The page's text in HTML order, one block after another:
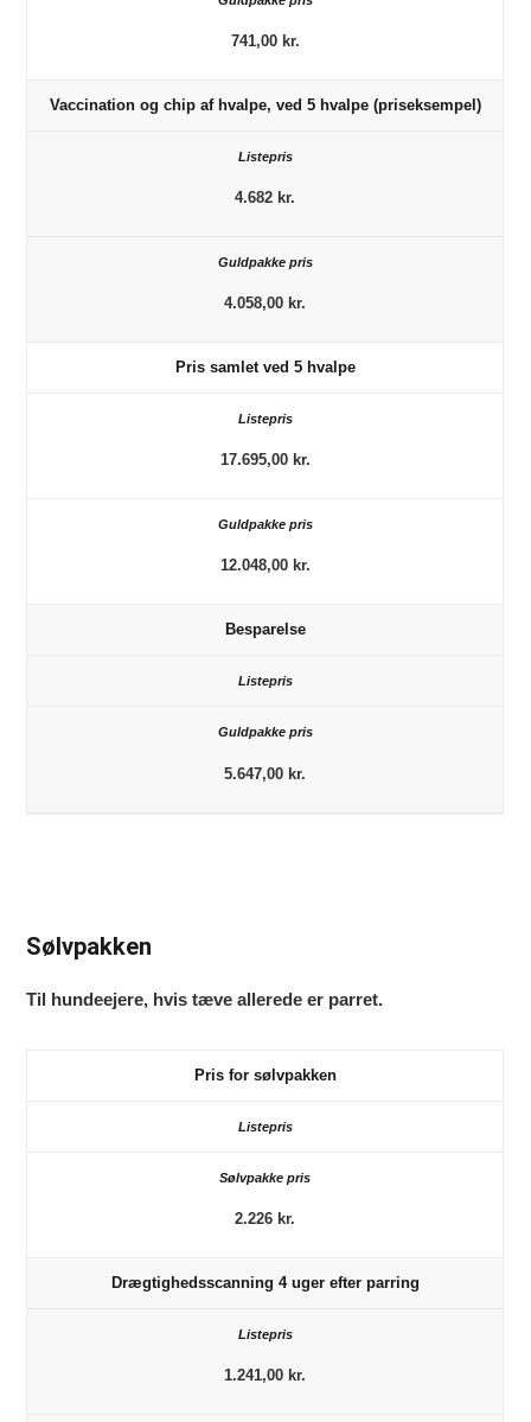
741,00 kr.
Vaccination og chip af hvalpe, ved 5 hvalpe (priseksempel)
4.682 kr.
4.058,00 kr.
Pris samlet ved 5 hvalpe
17.695,00 kr.
12.048,00 kr.
Besparelse
5.647,00 kr.
Sølvpakken
Til hundeejere, hvis tæve allerede er parret.
Pris for sølvpakken
2.226 kr.
Drægtighedsscanning 4 uger efter parring
1.241,00 kr.